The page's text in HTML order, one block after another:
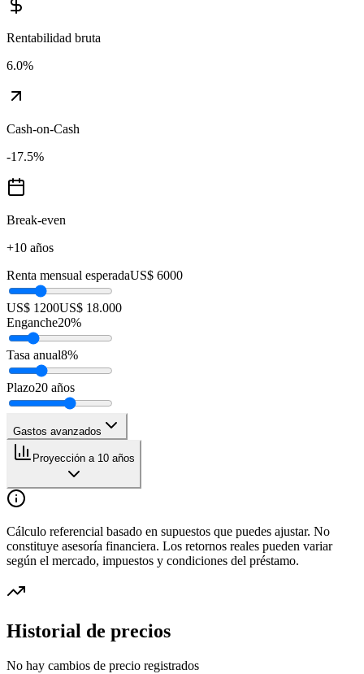
Rentabilidad bruta
6.0%
Cash-on-Cash
-17.5%
Break-even
+10 años
Renta mensual esperadaUS$ 6000
US$ 1200US$ 18.000
Enganche20%
Tasa anual8%
Plazo20 años
Gastos avanzados
Proyección a 10 años
Cálculo referencial basado en supuestos que puedes ajustar. No
constituye asesoría financiera. Los retornos reales pueden variar
según el mercado, impuestos y condiciones del préstamo.
Historial de precios
No hay cambios de precio registrados